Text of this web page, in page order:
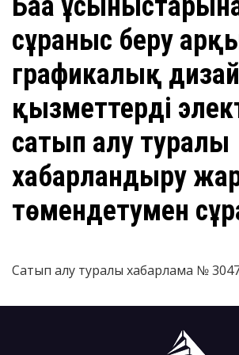
сұраныс беру
графикалық
қызметтерді
сатып алу туралы
хабарландыру
төмендетумен
Сатып алу туралы хабарлама №